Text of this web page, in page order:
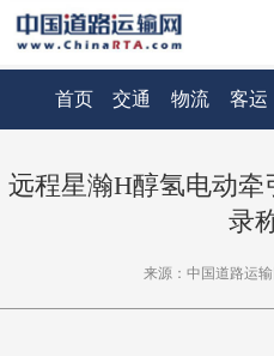
首页 交通 物流 客运
远程星瀚H醇氢电动
录
来源：中国道路运输